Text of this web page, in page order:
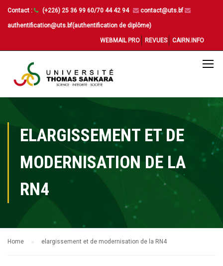
Contact : (+226) 25 36 99 60/70 44 42 94 contact@uts.bf
authentification@uts.bf(authentification de diplôme)
WEBMAIL PRO REVUES CAIRN.INFO
ELARGISSEMENT ET DE
MODERNISATION DE LA
RN4
Home elargissement et de modernisation de la RN4